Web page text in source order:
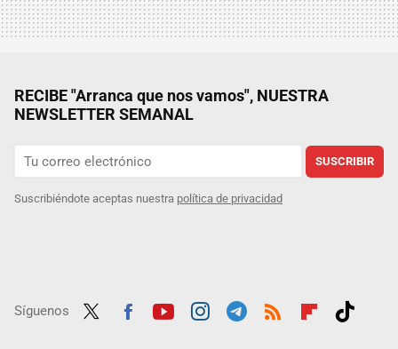
RECIBE "Arranca que nos vamos", NUESTRA
NEWSLETTER SEMANAL
SUSCRIBIR
Suscribiéndote aceptas nuestra política de privacidad
Síguenos